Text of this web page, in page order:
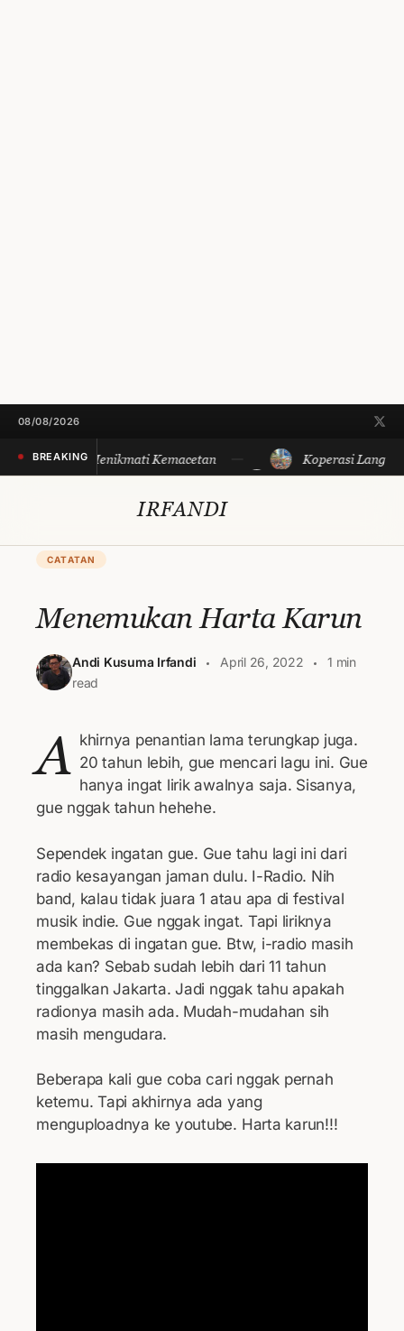
08/08/2026
BREAKING
Sore, Menikmati Kemacetan Koperasi Langit
IRFANDI
CATATAN
Menemukan Harta Karun
Andi Kusuma Irfandi April 26, 2022
1 min
read
A khirnya penantian lama terungkap juga.
20 tahun lebih, gue mencari lagu ini. Gue
hanya ingat lirik awalnya saja. Sisanya,
gue nggak tahun hehehe.
Sependek ingatan gue. Gue tahu lagi ini dari
radio kesayangan jaman dulu. I-Radio. Nih
band, kalau tidak juara 1 atau apa di festival
musik indie. Gue nggak ingat. Tapi liriknya
membekas di ingatan gue. Btw, i-radio masih
ada kan? Sebab sudah lebih dari 11 tahun
tinggalkan Jakarta. Jadi nggak tahu apakah
radionya masih ada. Mudah-mudahan sih
masih mengudara.
Beberapa kali gue coba cari nggak pernah
ketemu. Tapi akhirnya ada yang
menguploadnya ke youtube. Harta karun!!!